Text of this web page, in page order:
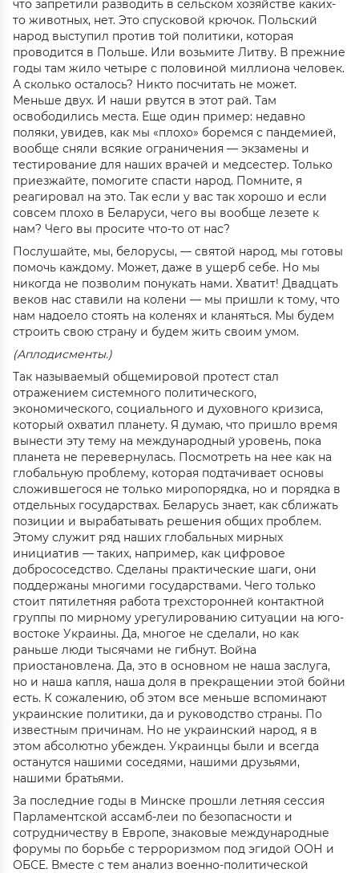
что запретили разводить в сельском хозяйстве каких-
то животных, нет. Это спусковой крючок. Польский
народ выступил против той политики, которая
проводится в Польше. Или возьмите Литву. В прежние
годы там жило четыре с половиной миллиона человек.
А сколько осталось? Никто посчитать не может.
Меньше двух. И наши рвутся в этот рай. Там
освободились места. Еще один пример: недавно
поляки, увидев, как мы «плохо» боремся с пандемией,
вообще сняли всякие ограничения — экзамены и
тестирование для наших врачей и медсестер. Только
приезжайте, помогите спасти народ. Помните, я
реагировал на это. Так если у вас так хорошо и если
совсем плохо в Беларуси, чего вы вообще лезете к
нам? Чего вы просите что-то от нас?
Послушайте, мы, белорусы, — святой народ, мы готовы
помочь каждому. Может, даже в ущерб себе. Но мы
никогда не позволим понукать нами. Хватит! Двадцать
веков нас ставили на колени — мы пришли к тому, что
нам надоело стоять на коленях и кланяться. Мы будем
строить свою страну и будем жить своим умом.
(Аплодисменты.)
Так называемый общемировой протест стал
отражением системного политического,
экономического, социального и духовного кризиса,
который охватил планету. Я думаю, что пришло время
вынести эту тему на международный уровень, пока
планета не перевернулась. Посмотреть на нее как на
глобальную проблему, которая подтачивает основы
сложившегося не только миропорядка, но и порядка в
отдельных государствах. Беларусь знает, как сближать
позиции и вырабатывать решения общих проблем.
Этому служит ряд наших глобальных мирных
инициатив — таких, например, как цифровое
добрососедство. Сделаны практические шаги, они
поддержаны многими государствами. Чего только
стоит пятилетняя работа трехсторонней контактной
группы по мирному урегулированию ситуации на юго-
востоке Украины. Да, многое не сделали, но как
раньше люди тысячами не гибнут. Война
приостановлена. Да, это в основном не наша заслуга,
но и наша капля, наша доля в прекращении этой бойни
есть. К сожалению, об этом все меньше вспоминают
украинские политики, да и руководство страны. По
известным причинам. Но не украинский народ, я в
этом абсолютно убежден. Украинцы были и всегда
останутся нашими соседями, нашими друзьями,
нашими братьями.
За последние годы в Минске прошли летняя сессия
Парламентской ассамб-леи по безопасности и
сотрудничеству в Европе, знаковые международные
форумы по борьбе с терроризмом под эгидой ООН и
ОБСЕ. Вместе с тем анализ военно-политической